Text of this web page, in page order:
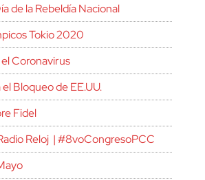
de la Rebeldía Nacional
Tokio 2020
Coronavirus
Bloqueo de EE.UU.
Fidel
Reloj | #8voCongresoPCC